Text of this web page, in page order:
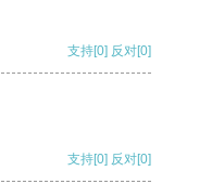
支持[0] 反对[0]
支持[0] 反对[0]